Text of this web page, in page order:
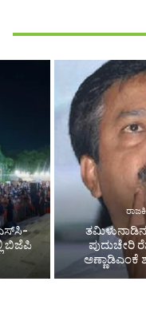
ಎಸ್‌ಸಿ-
ಬಿಜೆಪಿ
ಪುದುಚೇರಿ
ಅಣ್ಣಾಡಿಎಂಕೆ